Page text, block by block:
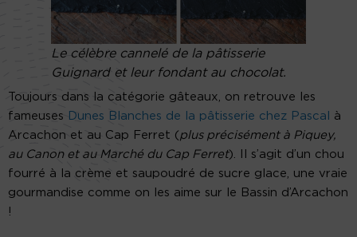
Le célèbre cannelé de la pâtisserie
Guignard et leur fondant au chocolat.
Toujours dans la catégorie gâteaux, on retrouve les
fameuses Dunes Blanches de la pâtisserie chez Pascal
à
Arcachon et au Cap Ferret (plus précisément à Piquey,
au Canon et au Marché du Cap Ferret). Il s’agit d’un chou
fourré à la crème et saupoudré de sucre glace, une vraie
gourmandise comme on les aime sur le Bassin d’Arcachon
!